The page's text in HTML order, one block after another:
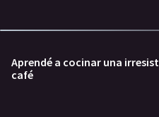
Aprendé a cocinar una
café